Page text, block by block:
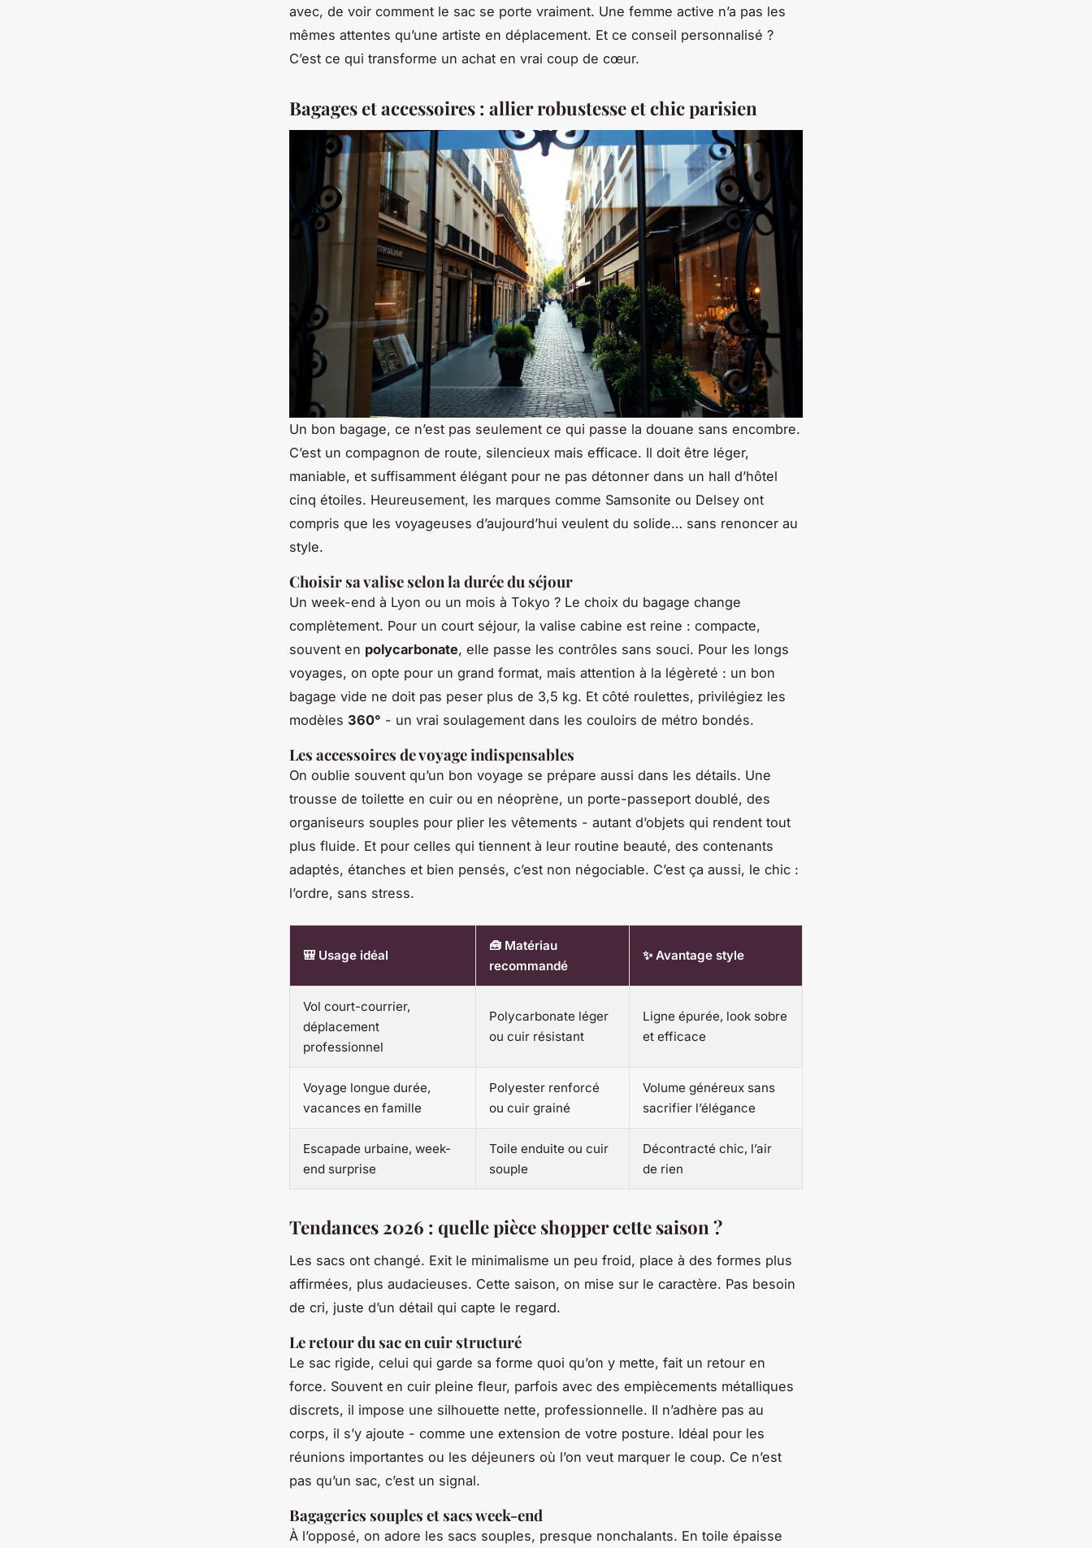
avec, de voir comment le sac se porte vraiment. Une femme active n’a pas les
mêmes attentes qu’une artiste en déplacement. Et ce conseil personnalisé ?
C’est ce qui transforme un achat en vrai coup de cœur.
Bagages et accessoires : allier robustesse et chic parisien
Un bon bagage, ce n’est pas seulement ce qui passe la douane sans encombre.
C’est un compagnon de route, silencieux mais efficace. Il doit être léger,
maniable, et suffisamment élégant pour ne pas détonner dans un hall d’hôtel
cinq étoiles. Heureusement, les marques comme Samsonite ou Delsey ont
compris que les voyageuses d’aujourd’hui veulent du solide… sans renoncer au
style.
Choisir sa valise selon la durée du séjour
Un week-end à Lyon ou un mois à Tokyo ? Le choix du bagage change
complètement. Pour un court séjour, la valise cabine est reine : compacte,
souvent en polycarbonate, elle passe les contrôles sans souci. Pour les longs
voyages, on opte pour un grand format, mais attention à la légèreté : un bon
bagage vide ne doit pas peser plus de 3,5 kg. Et côté roulettes, privilégiez les
modèles 360° - un vrai soulagement dans les couloirs de métro bondés.
Les accessoires de voyage indispensables
On oublie souvent qu’un bon voyage se prépare aussi dans les détails. Une
trousse de toilette en cuir ou en néoprène, un porte-passeport doublé, des
organiseurs souples pour plier les vêtements - autant d’objets qui rendent tout
plus fluide. Et pour celles qui tiennent à leur routine beauté, des contenants
adaptés, étanches et bien pensés, c’est non négociable. C’est ça aussi, le chic :
l’ordre, sans stress.
🎒 Usage idéal
🧰 Matériau
recommandé
✨ Avantage style
Vol court-courrier,
déplacement
professionnel
Polycarbonate léger
ou cuir résistant
Ligne épurée, look sobre
et efficace
Voyage longue durée,
vacances en famille
Polyester renforcé
ou cuir grainé
Volume généreux sans
sacrifier l’élégance
Escapade urbaine, week-
end surprise
Toile enduite ou cuir
souple
Décontracté chic, l’air
de rien
Tendances 2026 : quelle pièce shopper cette saison ?
Les sacs ont changé. Exit le minimalisme un peu froid, place à des formes plus
affirmées, plus audacieuses. Cette saison, on mise sur le caractère. Pas besoin
de cri, juste d’un détail qui capte le regard.
Le retour du sac en cuir structuré
Le sac rigide, celui qui garde sa forme quoi qu’on y mette, fait un retour en
force. Souvent en cuir pleine fleur, parfois avec des empiècements métalliques
discrets, il impose une silhouette nette, professionnelle. Il n’adhère pas au
corps, il s’y ajoute - comme une extension de votre posture. Idéal pour les
réunions importantes ou les déjeuners où l’on veut marquer le coup. Ce n’est
pas qu’un sac, c’est un signal.
Bagageries souples et sacs week-end
À l’opposé, on adore les sacs souples, presque nonchalants. En toile épaisse